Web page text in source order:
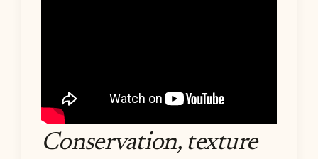
Conservation, texture